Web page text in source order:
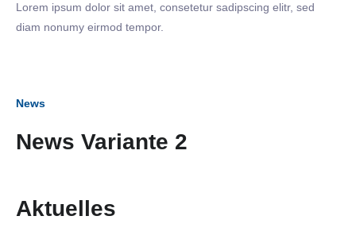
Lorem ipsum dolor sit amet, consetetur sadipscing elitr, sed
diam nonumy eirmod tempor.
News
News Variante 2
Aktuelles